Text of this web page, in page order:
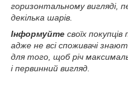
горизонтальному вигляді,
декілька шарів.
Інформуйте своїх
адже не всі споживачі
для того, щоб річ
і первинний вигляд.